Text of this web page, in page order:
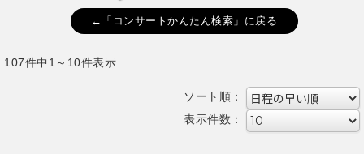
←「コンサートかんたん検索」に戻る
107件中1～10件表示
ソート順：
表示件数：